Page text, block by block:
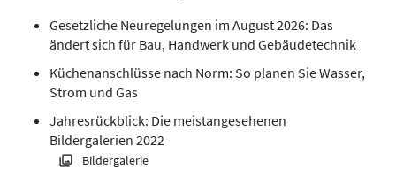
Gesetzliche Neuregelungen im August 2026: Das
ändert sich für Bau, Handwerk und Gebäudetechnik
Küchenanschlüsse nach Norm: So planen Sie Wasser,
Strom und Gas
Jahresrückblick: Die meistangesehenen
Bildergalerien 2022
Bildergalerie